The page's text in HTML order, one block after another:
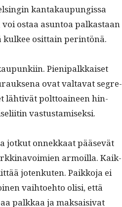
kan­takaupungis­sa
ostaa asun­toa palka­s­taan
kul­kee osit­tain perintönä.
Pieni­palkkaiset
ovat val­ta­vat seg­re­
läh­tivät polt­toaineen hin­
vastustamiseksi.
jotkut onnekkaat pää­sevät
armoil­la. Kaik­
jotenkuten. Paikko­ja ei
vai­h­toe­hto olisi, että
palkkaa ja mak­saisi­vat